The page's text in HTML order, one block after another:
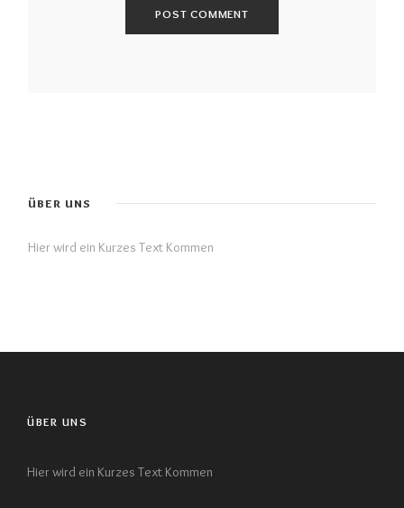
ÜBER UNS
Hier wird ein Kurzes Text Kommen
ÜBER UNS
Hier wird ein Kurzes Text Kommen